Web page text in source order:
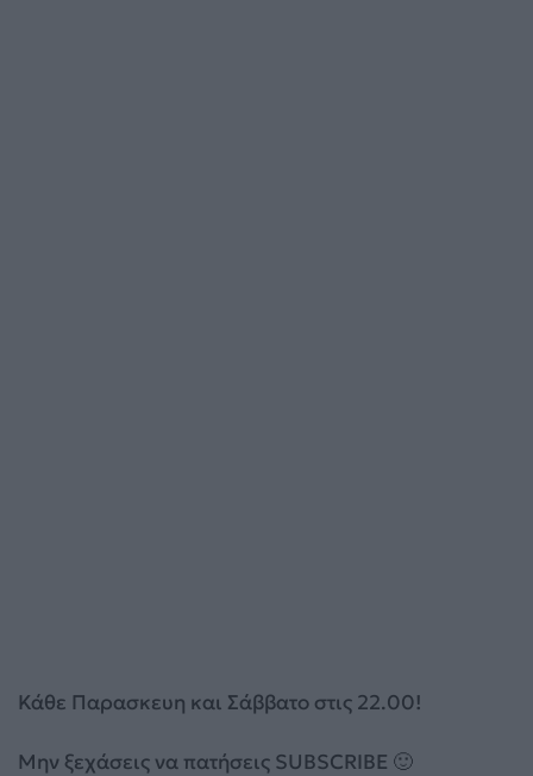
Κάθε Παρασκευη και Σάββατο στις 22.00!
Μην ξεχάσεις να πατήσεις SUBSCRIBE 🙂